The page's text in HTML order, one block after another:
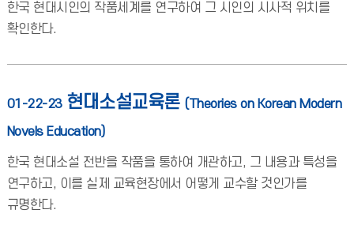
한국 현대시인의 작품세계를 연구하여 그 시인의 시사적 위치를
확인한다.
01-22-23 현대소설교육론 (Theories on Korean Modern
Novels Education)
한국 현대소설 전반을 작품을 통하여 개관하고, 그 내용과 특성을
연구하고, 이를 실제 교육현장에서 어떻게 교수할 것인가를
규명한다.